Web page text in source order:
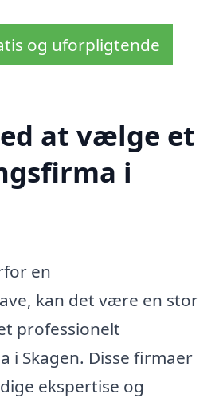
og uforpligtende
at vælge et
i
en
kan det være en stor
professionelt
i Skagen. Disse firmaer
ekspertise og